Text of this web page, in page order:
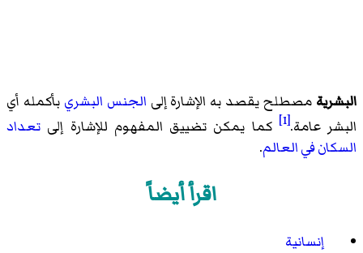
البشرية مصطلح يقصد به الإشارة إلى الجنس البشري بأكمله أي
البشر عامة.[1] كما يمكن تضييق المفهوم للإشارة إلى تعداد
السكان في العالم.
اقرأ أيضاً
إنسانية